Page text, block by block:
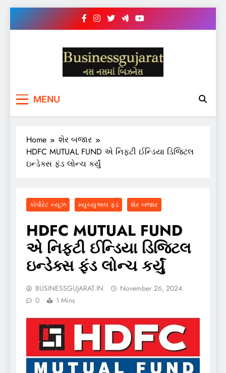
BUSINESS GUJARAT
MENU
Home
શેર બજાર
HDFC MUTUAL FUND એ નિફ્ટી ઈન્ડિયા ડિજિટલ
ઇન્ડેક્સ ફંડ લોન્ચ કર્યું
કોર્પોરેટ ન્યૂઝ મ્યુચ્યુઅલ ફંડ શેર બજાર
HDFC MUTUAL FUND
એ નિફ્ટી ઈન્ડિયા ડિજિટલ
ઇન્ડેક્સ ફંડ લોન્ચ કર્યું
BUSINESSGUJARAT.IN
November 26, 2024
0
1 Mins